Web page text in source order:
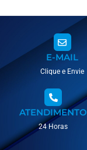
E-MAIL
Clique e Envie
ATENDIMENTO
24 Horas